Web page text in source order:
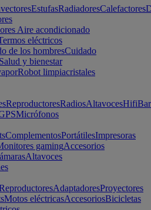
EstufasRadiadoresCalefactores
Aire acondicionado
eléctricos
de los hombresCuidado
Salud y bienestar
Robot limpiacristales
ReproductoresRadiosAltavocesHifi
Micrófonos
ComplementosPortátilesImpresoras
gamingAccesorios
Altavoces
AdaptadoresProyectores
Motos eléctricasAccesoriosBicicletas